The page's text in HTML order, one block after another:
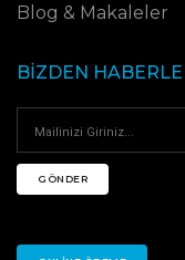
Blog & Makaleler
BIZDEN
GÖNDER